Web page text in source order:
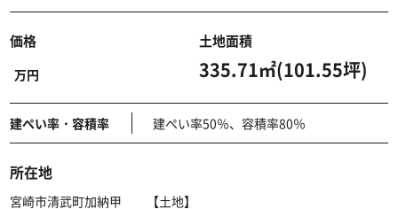
価格
万円
土地面積
335.71㎡(101.55坪)
建ぺい率・容積率 建ぺい率50％、容積率80％
所在地
宮崎市清武町加納甲 【土地】